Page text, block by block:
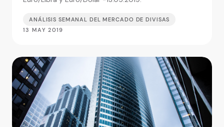
ANÁLISIS SEMANAL DEL MERCADO DE DIVISAS
13 MAY 2019